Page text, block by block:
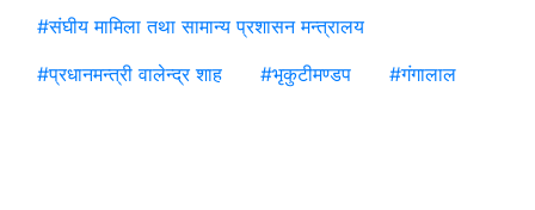
#संघीय मामिला तथा सामान्य प्रशासन मन्त्रालय
#प्रधानमन्त्री वालेन्द्र शाह #भृकुटीमण्डप #गंगालाल